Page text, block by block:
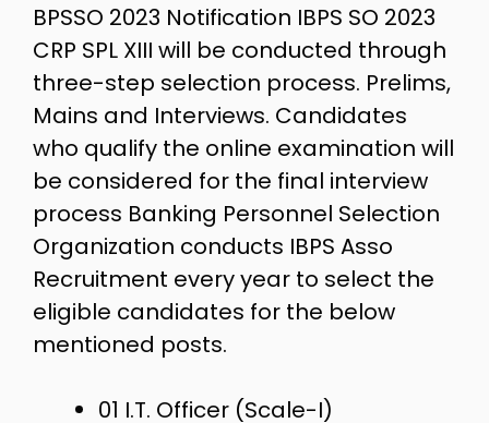
BPSSO 2023 Notification IBPS SO 2023
CRP SPL XIII will be conducted through
three-step selection process. Prelims,
Mains and Interviews. Candidates
who qualify the online examination will
be considered for the final interview
process Banking Personnel Selection
Organization conducts IBPS Asso
Recruitment every year to select the
eligible candidates for the below
mentioned posts.
01 I.T. Officer (Scale-I)